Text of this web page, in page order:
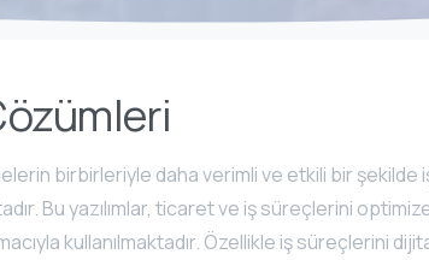
birbirleriyle daha verimli ve etkili bir şekilde
Bu yazılımlar, ticaret ve iş süreçlerini
kullanılmaktadır. Özellikle iş süreçlerini